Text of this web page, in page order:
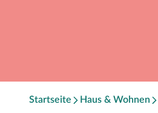
Startseite Haus & Wohnen